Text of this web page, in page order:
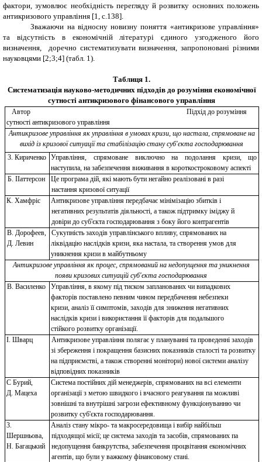
фактори, зумовлює необхідність перегляду й розвитку основних положень
антикризового управління [1, с.138].
Зважаючи на відносну новизну поняття «антикризове управління»
та відсутність в економічній літературі єдиного узгодженого його
визначення, доречно систематизувати визначення, запропоновані різними
науковцями [2;3;4] (табл. 1).
Таблиця 1.
Систематизація науково-методичних підходів до розуміння економічної
сутності антикризового фінансового управління
Автор
Підхід до розуміння
сутності антикризового управління
Антикризове управління як управління в умовах кризи, що настала, спрямоване на
вихід із кризової ситуації та стабілізацію стану суб'єкта господарювання
3. Кириченко
Управління, спрямоване виключно на подолання кризи, що
наступила, на забезпечення виживання в короткостроковому аспекті
Б. ІІаттерсон
Це програма дій, які мають бути негайно реалізовані в разі
настання кризової ситуації
К. Хамфріс
Антикризове управління передбачає мінімізацію збитків і
негативних результатів діяльності, а також підтримку іміджу й
довіри до суб'єкта господарювання з боку його контрагентів
В. Дорофеев,
Д. Левин
Сукупність заходів управлінського впливу, спрямованих на
ліквідацію наслідків кризи, яка настала, та створення умов для
уникнення кризи в майбутньому
Антикризове управління як процес, спрямований на недопущення та уникнення
появи кризових ситуацій суб'єкта господарювання
В. Василенко
Управління, в якому під тиском запланованих чи випадкових
факторів поставлено певним чином передбачення небезпеки
кризи, аналіз її симптомів, заходів для зниження негативних
наслідків кризи і використання її факторів для подальшого
стійкого розвитку організації.
І. Шварц
Антикризове управління полягає у плануванні та проведенні заходів
зі збереження і покращення базисних показників сталості та розвитку
на підприємстві, а також створенні монітори) нової системи аналізу
відповідних показників
С Бурий,
Д. Мацеха
Система постійних дій менеджерів, спрямованих на всі елементи
організації з метою швидкого і вчасного реагування па можливі
зовнішні та внутрішні загрози ефективному функціонуванню чи
розвитку суб'єкта господарювання.
3.
Шершньова,
Н. Багацький
Аналіз стану мікро- та макросередовища і вибір найбільш
підходящої місії; це система заходів та засобів, спрямованих па
недопущення банкрутства, забезпечення процвітання економічних
агентів, що були у важкому фінансовому стані.